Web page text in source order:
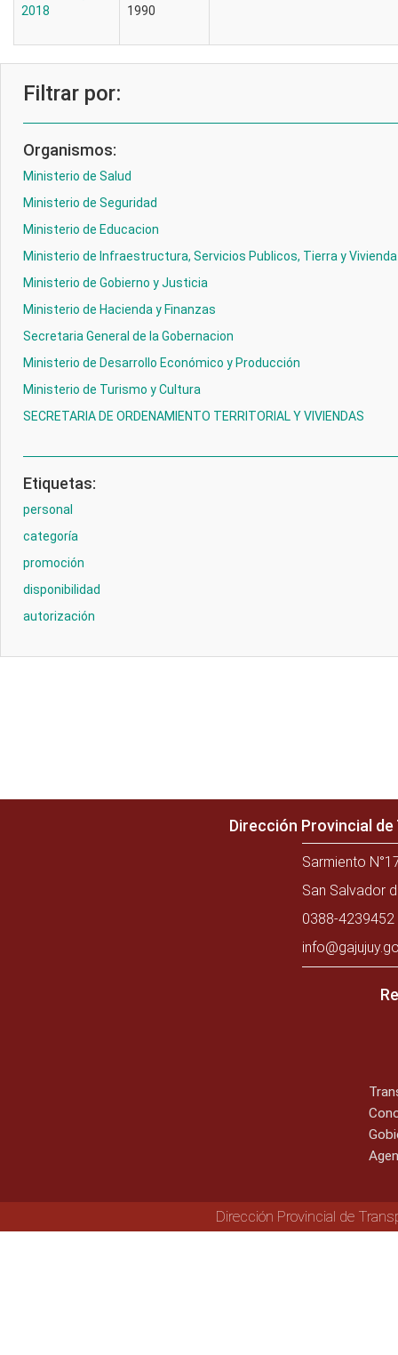
2018
1990
Filtrar por:
Organismos:
Ministerio de Salud
Ministerio de Seguridad
Ministerio de Educacion
Ministerio de Infraestructura, Servicios Publicos, Tierra y Vivienda
Ministerio de Gobierno y Justicia
Ministerio de Hacienda y Finanzas
Secretaria General de la Gobernacion
Ministerio de Desarrollo Económico y Producción
Ministerio de Turismo y Cultura
SECRETARIA DE ORDENAMIENTO TERRITORIAL Y VIVIENDAS
Etiquetas:
personal
categoría
promoción
disponibilidad
autorización
Dirección Provincial
Sarmiento
San Salvador
0388-
Dirección Provincial de